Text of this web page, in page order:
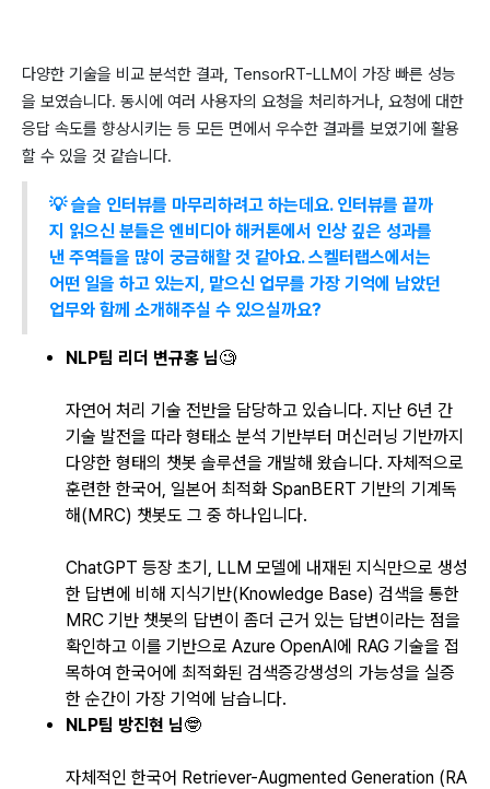
다양한 기술을 비교 분석한 결과, TensorRT-LLM이 가장 빠른 성능
을 보였습니다. 동시에 여러 사용자의 요청을 처리하거나, 요청에 대한
응답 속도를 향상시키는 등 모든 면에서 우수한 결과를 보였기에 활용
할 수 있을 것 같습니다.
💡 슬슬 인터뷰를 마무리하려고 하는데요. 인터뷰를 끝까
지 읽으신 분들은 엔비디아 해커톤에서 인상 깊은 성과를
낸 주역들을 많이 궁금해할 것 같아요. 스켈터랩스에서는
어떤 일을 하고 있는지, 맡으신 업무를 가장 기억에 남았던
업무와 함께 소개해주실 수 있으실까요?
NLP팀 리더 변규홍 님🧐
자연어 처리 기술 전반을 담당하고 있습니다. 지난 6년 간
기술 발전을 따라 형태소 분석 기반부터 머신러닝 기반까지
다양한 형태의 챗봇 솔루션을 개발해 왔습니다. 자체적으로
훈련한 한국어, 일본어 최적화 SpanBERT 기반의 기계독
해(MRC) 챗봇도 그 중 하나입니다.
ChatGPT 등장 초기, LLM 모델에 내재된 지식만으로 생성
한 답변에 비해 지식기반(Knowledge Base) 검색을 통한
MRC 기반 챗봇의 답변이 좀더 근거 있는 답변이라는 점을
확인하고 이를 기반으로 Azure OpenAI에 RAG 기술을 접
목하여 한국어에 최적화된 검색증강생성의 가능성을 실증
한 순간이 가장 기억에 남습니다.
NLP팀 방진현 님🤓
자체적인 한국어 Retriever-Augmented Generation (RA